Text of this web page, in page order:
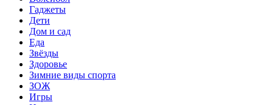
Гаджеты
Дети
Дом и сад
Еда
Звёзды
Здоровье
Зимние виды спорта
ЗОЖ
Игры